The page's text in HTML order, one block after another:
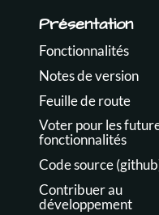
Présentation
Fonctionnalités
Notes de version
Feuille de route
Voter pour les
fonctionnalités
Code source
Contribuer au
développement